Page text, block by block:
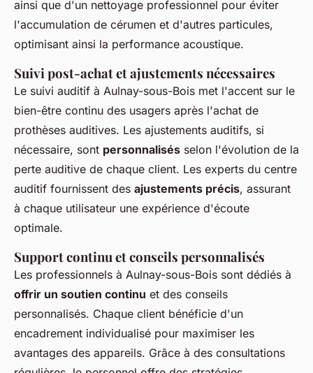
ainsi que d'un nettoyage professionnel pour éviter
l'accumulation de cérumen et d'autres particules,
optimisant ainsi la performance acoustique.
Suivi post-achat et ajustements nécessaires
Le suivi auditif à Aulnay-sous-Bois met l'accent sur le
bien-être continu des usagers après l'achat de
prothèses auditives. Les ajustements auditifs, si
nécessaire, sont personnalisés selon l'évolution de la
perte auditive de chaque client. Les experts du centre
auditif fournissent des ajustements précis, assurant
à chaque utilisateur une expérience d'écoute
optimale.
Support continu et conseils personnalisés
Les professionnels à Aulnay-sous-Bois sont dédiés à
offrir un soutien continu et des conseils
personnalisés. Chaque client bénéficie d'un
encadrement individualisé pour maximiser les
avantages des appareils. Grâce à des consultations